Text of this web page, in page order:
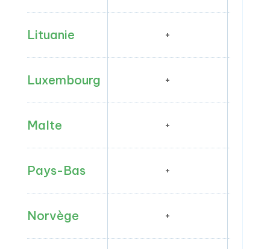
Lituanie +
Luxembourg +
Malte +
Pays-Bas +
Norvège +